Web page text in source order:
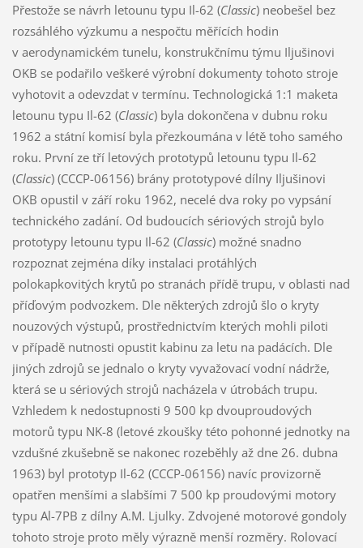
Přestože se návrh letounu typu Il-62 (Classic) neobešel bez
rozsáhlého výzkumu a nespočtu měřících hodin
v aerodynamickém tunelu, konstrukčnímu týmu Iljušinovi
OKB se podařilo veškeré výrobní dokumenty tohoto stroje
vyhotovit a odevzdat v termínu. Technologická 1:1 maketa
letounu typu Il-62 (Classic) byla dokončena v dubnu roku
1962 a státní komisí byla přezkoumána v létě toho samého
roku. První ze tří letových prototypů letounu typu Il-62
(Classic) (CCCP-06156) brány prototypové dílny Iljušinovi
OKB opustil v září roku 1962, necelé dva roky po vypsání
technického zadání. Od budoucích sériových strojů bylo
prototypy letounu typu Il-62 (Classic) možné snadno
rozpoznat zejména díky instalaci protáhlých
polokapkovitých krytů po stranách přídě trupu, v oblasti nad
příďovým podvozkem. Dle některých zdrojů šlo o kryty
nouzových výstupů, prostřednictvím kterých mohli piloti
v případě nutnosti opustit kabinu za letu na padácích. Dle
jiných zdrojů se jednalo o kryty vyvažovací vodní nádrže,
která se u sériových strojů nacházela v útrobách trupu.
Vzhledem k nedostupnosti 9 500 kp dvouproudových
motorů typu NK-8 (letové zkoušky této pohonné jednotky na
vzdušné zkušebně se nakonec rozeběhly až dne 26. dubna
1963) byl prototyp Il-62 (CCCP-06156) navíc provizorně
opatřen menšími a slabšími 7 500 kp proudovými motory
typu Al-7PB z dílny A.M. Ljulky. Zdvojené motorové gondoly
tohoto stroje proto měly výrazně menší rozměry. Rolovací